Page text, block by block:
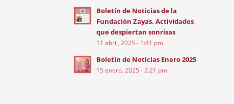
Boletín de Noticias de la
Fundación Zayas. Actividades
que despiertan sonrisas
11 abril, 2025 - 1:41 pm
Boletín de Noticias Enero 2025
15 enero, 2025 - 2:21 pm